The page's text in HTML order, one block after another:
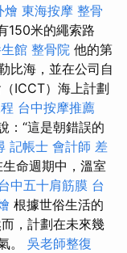
燴 東海按摩 整骨
150米的繩索路
館 整骨院 他的第
比海，並在公司自
ICCT）海上計劃
台中按摩推薦
：“這是朝錯誤的
記帳士 會計師 差
命週期中，溫室
中五十肩筋膜 台
根據世俗生活的
，計劃在未來幾
。 吳老師整復